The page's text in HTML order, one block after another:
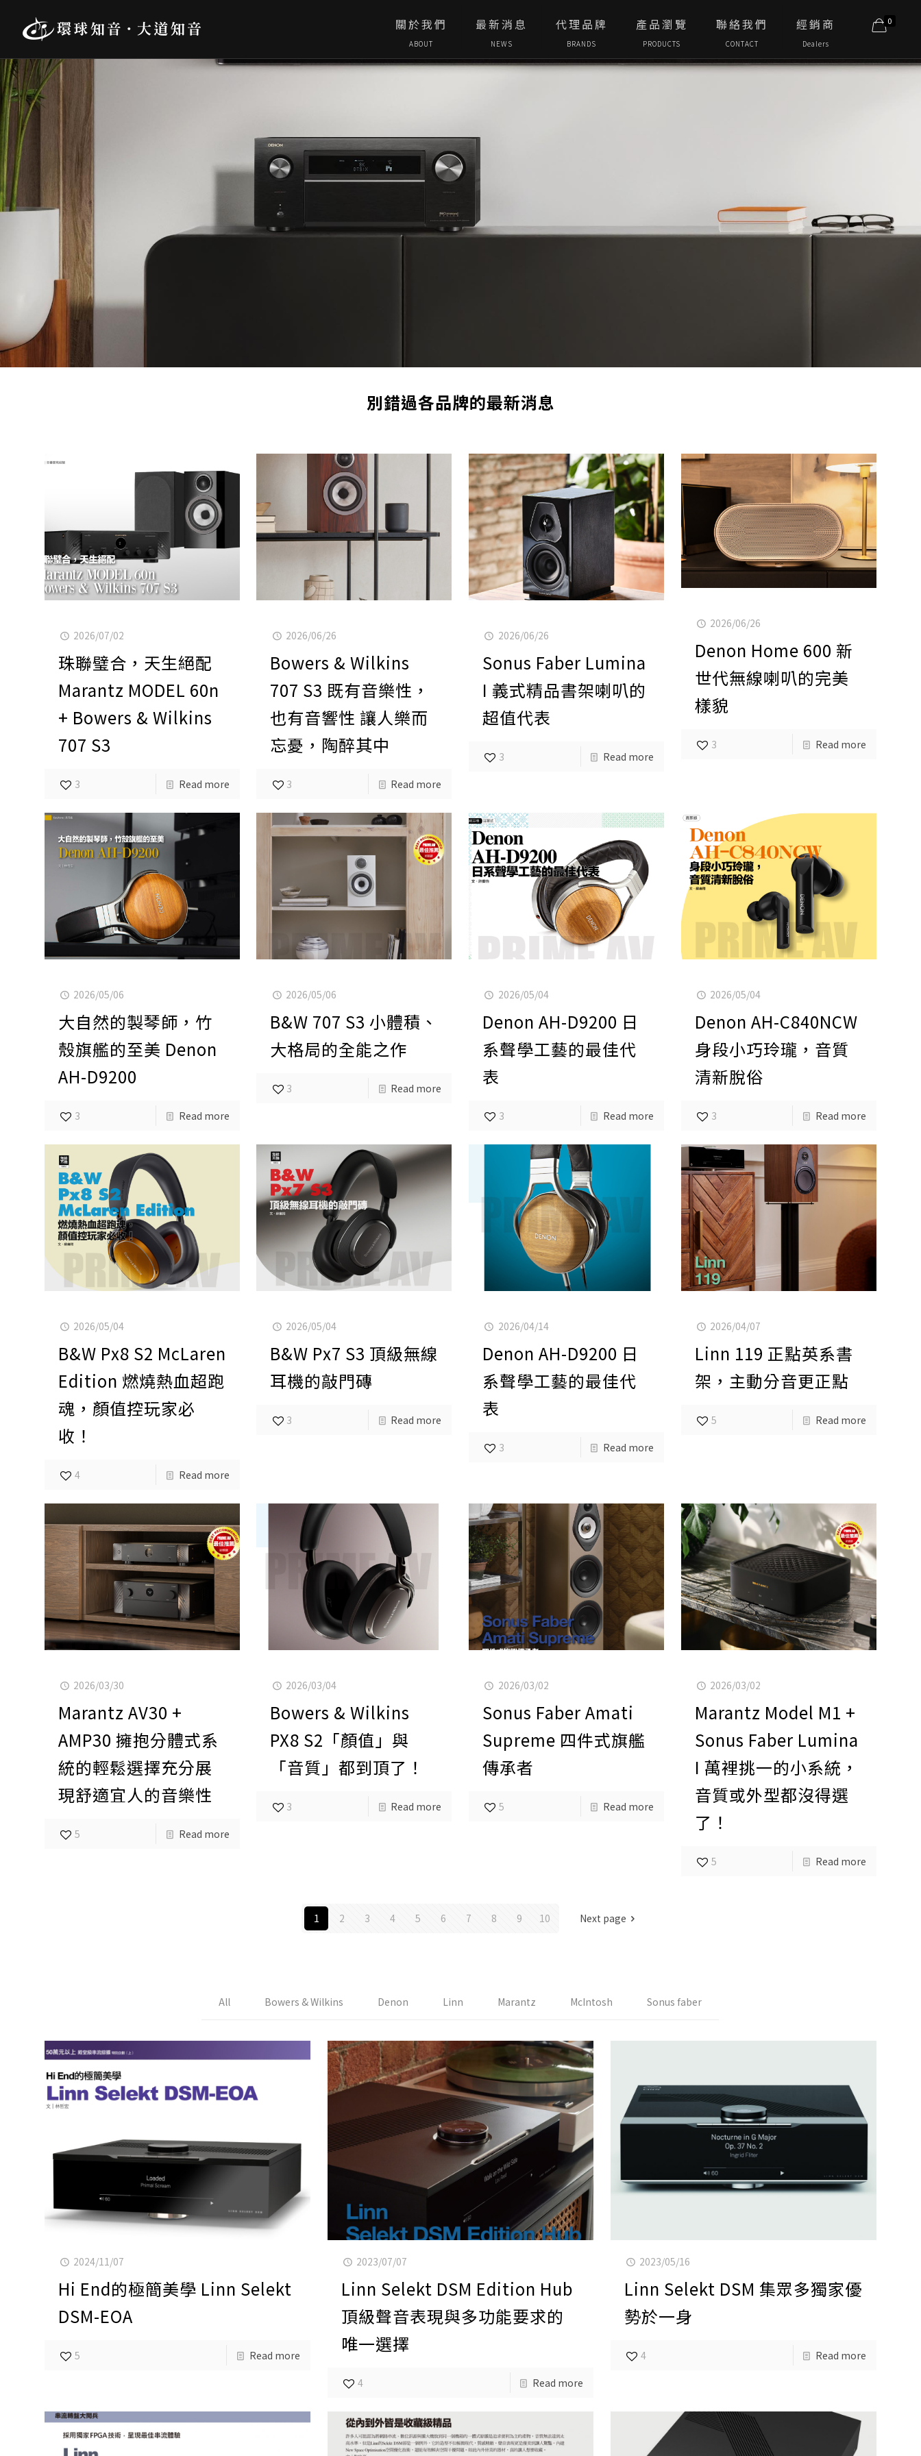
關於我們
ABOUT
最新消息
NEWS
代理品牌
BRANDS
產品瀏覽
PRODUCTS
聯絡我們
CONTACT
經銷商
Dealers
0
別錯過各品牌的最新消息
2026/07/02
珠聯璧合，天生絕配
Marantz MODEL 60n
+ Bowers & Wilkins
707 S3
3 Read more
2026/06/26
Bowers & Wilkins
707 S3 既有音樂性，
也有音響性 讓人樂而
忘憂，陶醉其中
3 Read more
2026/06/26
Sonus Faber Lumina
I 義式精品書架喇叭的
超值代表
3 Read more
2026/06/26
Denon Home 600 新
世代無線喇叭的完美
樣貌
3 Read more
2026/05/06
大自然的製琴師，竹
殼旗艦的至美 Denon
AH-D9200
3 Read more
2026/05/06
B&W 707 S3 小體積、
大格局的全能之作
3 Read more
2026/05/04
Denon AH-D9200 日
系聲學工藝的最佳代
表
3 Read more
2026/05/04
Denon AH-C840NCW
身段小巧玲瓏，音質
清新脫俗
3 Read more
2026/05/04
B&W Px8 S2 McLaren
Edition 燃燒熱血超跑
魂，顏值控玩家必
收！
4 Read more
2026/05/04
B&W Px7 S3 頂級無線
耳機的敲門磚
3 Read more
2026/04/14
Denon AH-D9200 日
系聲學工藝的最佳代
表
3 Read more
2026/04/07
Linn 119 正點英系書
架，主動分音更正點
5 Read more
2026/03/30
Marantz AV30 +
AMP30 擁抱分體式系
統的輕鬆選擇充分展
現舒適宜人的音樂性
5 Read more
2026/03/04
Bowers & Wilkins
PX8 S2「顏值」與
「音質」都到頂了！
3 Read more
2026/03/02
Sonus Faber Amati
Supreme 四件式旗艦
傳承者
5 Read more
2026/03/02
Marantz Model M1 +
Sonus Faber Lumina
I 萬裡挑一的小系統，
音質或外型都沒得選
了！
5 Read more
1 2 3 4 5 6 7 8 9 10 Next page
All Bowers & Wilkins Denon Linn Marantz McIntosh Sonus faber
2024/11/07
Hi End的極簡美學 Linn Selekt
DSM-EOA
5 Read more
2023/07/07
Linn Selekt DSM Edition Hub
頂級聲音表現與多功能要求的
唯一選擇
4 Read more
2023/05/16
Linn Selekt DSM 集眾多獨家優
勢於一身
4 Read more